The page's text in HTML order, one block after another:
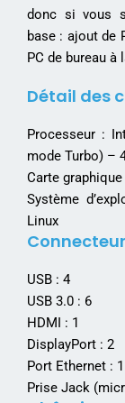
donc si vous
base : ajout de
PC de bureau
Détail des
Processeur :
mode Turbo) –
Carte
Système
Linux
USB : 4
USB 3.0 : 6
HDMI : 1
DisplayPort : 2
Port Ethernet : 1
Prise Jack